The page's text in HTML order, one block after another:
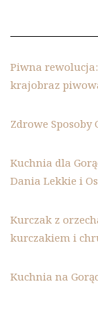
Piwna
krajobraz
Zdrowe Sposoby
Kuchnia dla
Dania Lekkie i
Kurczak z
kurczakiem i
Kuchnia na